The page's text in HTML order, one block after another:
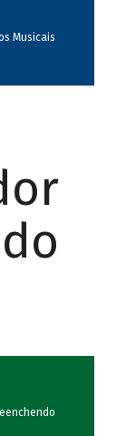
Musicais